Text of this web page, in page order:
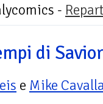
-
di
e Mike